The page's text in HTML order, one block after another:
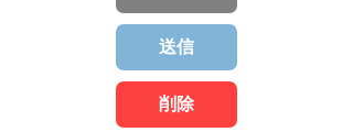
送信
削除